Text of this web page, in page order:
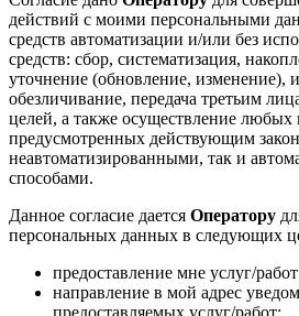
действий с моими персональными
средств автоматизации и/или без
средств: сбор, систематизация,
уточнение (обновление, изменение),
обезличивание, передача третьим
целей, а также осуществление
предусмотренных действующим
неавтоматизированными, так и
способами.
Данное согласие дается Оператору
персональных данных в следующих
предоставление мне услуг/
направление в мой адрес
предоставляемых услуг/работ;